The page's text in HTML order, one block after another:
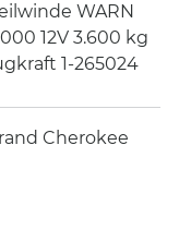
WARN
12V 3.600 kg
1-265024
Cherokee